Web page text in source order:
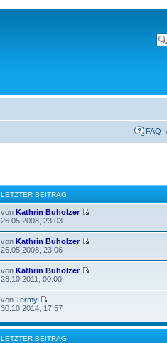
FAQ
LETZTER BEITRAG
vonKathrin Buholzer
26.05.2008, 23:03
vonKathrin Buholzer
26.05.2008, 23:06
vonKathrin Buholzer
28.10.2011, 00:00
vonTermy
30.10.2014, 17:57
LETZTER BEITRAG